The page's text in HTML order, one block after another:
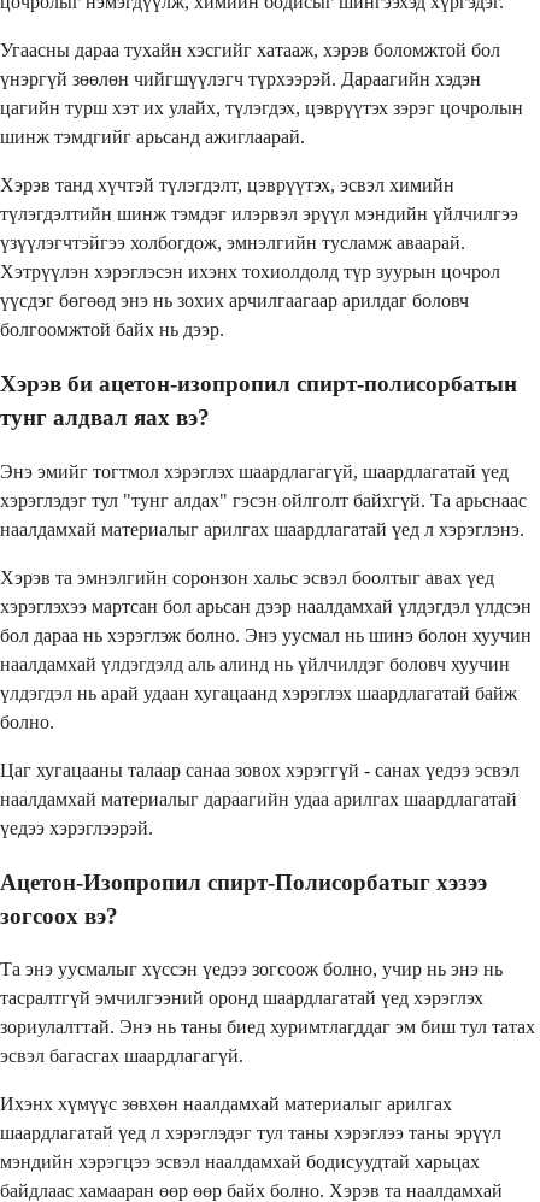
Угаасны дараа тухайн хэсгийг хатааж, хэрэв боломжтой бол
үнэргүй зөөлөн чийгшүүлэгч түрхээрэй. Дараагийн хэдэн
цагийн турш хэт их улайх, түлэгдэх, цэврүүтэх зэрэг цочролын
шинж тэмдгийг арьсанд ажиглаарай.
Хэрэв танд хүчтэй түлэгдэлт, цэврүүтэх, эсвэл химийн
түлэгдэлтийн шинж тэмдэг илэрвэл эрүүл мэндийн үйлчилгээ
үзүүлэгчтэйгээ холбогдож, эмнэлгийн тусламж аваарай.
Хэтрүүлэн хэрэглэсэн ихэнх тохиолдолд түр зуурын цочрол
үүсдэг бөгөөд энэ нь зохих арчилгаагаар арилдаг боловч
болгоомжтой байх нь дээр.
Хэрэв би ацетон-изопропил спирт-полисорбатын
тунг алдвал яах вэ?
Энэ эмийг тогтмол хэрэглэх шаардлагагүй, шаардлагатай үед
хэрэглэдэг тул "тунг алдах" гэсэн ойлголт байхгүй. Та арьснаас
наалдамхай материалыг арилгах шаардлагатай үед л хэрэглэнэ.
Хэрэв та эмнэлгийн соронзон хальс эсвэл боолтыг авах үед
хэрэглэхээ мартсан бол арьсан дээр наалдамхай үлдэгдэл үлдсэн
бол дараа нь хэрэглэж болно. Энэ уусмал нь шинэ болон хуучин
наалдамхай үлдэгдэлд аль алинд нь үйлчилдэг боловч хуучин
үлдэгдэл нь арай удаан хугацаанд хэрэглэх шаардлагатай байж
болно.
Цаг хугацааны талаар санаа зовох хэрэггүй - санах үедээ эсвэл
наалдамхай материалыг дараагийн удаа арилгах шаардлагатай
үедээ хэрэглээрэй.
Ацетон-Изопропил спирт-Полисорбатыг хэзээ
зогсоох вэ?
Та энэ уусмалыг хүссэн үедээ зогсоож болно, учир нь энэ нь
тасралтгүй эмчилгээний оронд шаардлагатай үед хэрэглэх
зориулалттай. Энэ нь таны биед хуримтлагддаг эм биш тул татах
эсвэл багасгах шаардлагагүй.
Ихэнх хүмүүс зөвхөн наалдамхай материалыг арилгах
шаардлагатай үед л хэрэглэдэг тул таны хэрэглээ таны эрүүл
мэндийн хэрэгцээ эсвэл наалдамхай бодисуудтай харьцах
байдлаас хамааран өөр өөр байх болно. Хэрэв та наалдамхай